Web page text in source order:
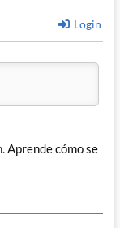
Login
Aprende cómo se